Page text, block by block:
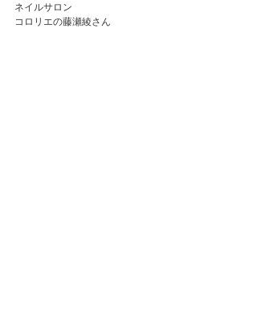
ネイルサロン
コロリエの藤瀬綾さん